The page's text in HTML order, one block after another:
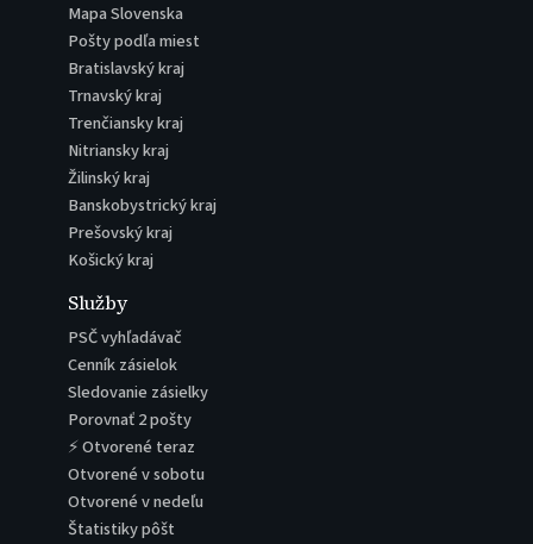
Mapa Slovenska
Pošty podľa miest
Bratislavský kraj
Trnavský kraj
Trenčiansky kraj
Nitriansky kraj
Žilinský kraj
Banskobystrický kraj
Prešovský kraj
Košický kraj
Služby
PSČ vyhľadávač
Cenník zásielok
Sledovanie zásielky
Porovnať 2 pošty
⚡ Otvorené teraz
Otvorené v sobotu
Otvorené v nedeľu
Štatistiky pôšt